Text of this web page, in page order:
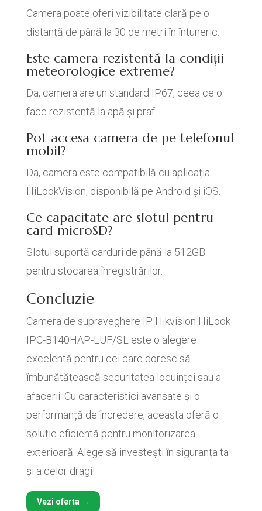
Camera poate oferi vizibilitate clară pe o
distanță de până la 30 de metri în întuneric.
Este camera rezistentă la condiții
meteorologice extreme?
Da, camera are un standard IP67, ceea ce o
face rezistentă la apă și praf.
Pot accesa camera de pe telefonul
mobil?
Da, camera este compatibilă cu aplicația
HiLookVision, disponibilă pe Android și iOS.
Ce capacitate are slotul pentru
card microSD?
Slotul suportă carduri de până la 512GB
pentru stocarea înregistrărilor.
Concluzie
Camera de supraveghere IP Hikvision HiLook
IPC-B140HAP-LUF/SL este o alegere
excelentă pentru cei care doresc să
îmbunătățească securitatea locuinței sau a
afacerii. Cu caracteristici avansate și o
performanță de încredere, aceasta oferă o
soluție eficientă pentru monitorizarea
exterioară. Alege să investești în siguranța ta
și a celor dragi!
Vezi oferta →